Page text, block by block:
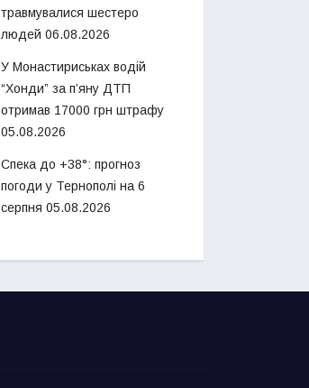
травмувалися шестеро
людей 06.08.2026
У Монастириськах водій
“Хонди” за п’яну ДТП
отримав 17000 грн штрафу
05.08.2026
Спека до +38°: прогноз
погоди у Тернополі на 6
серпня 05.08.2026